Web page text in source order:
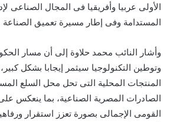
الأولى عربيا وأفريقيا فى المجال الصناعى
المستدامة وفى إطار مسيرة تعميق الصناعة
وأشار النائب محمد حلاوة إلى أن مسار
وتوطين التكنولوجيا سيثمر إيجابا بشكل
المنتجات المحلية التى تحل محل السلع
الصادرات المصرية الصناعية، بما ينعكس
القومى الإجمالى بصورة تعزز استقرار